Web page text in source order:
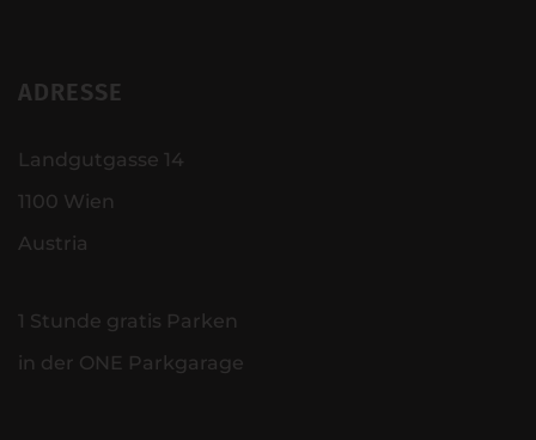
ADRESSE
Landgutgasse 14
1100 Wien
Austria
1 Stunde gratis Parken
in der ONE Parkgarage